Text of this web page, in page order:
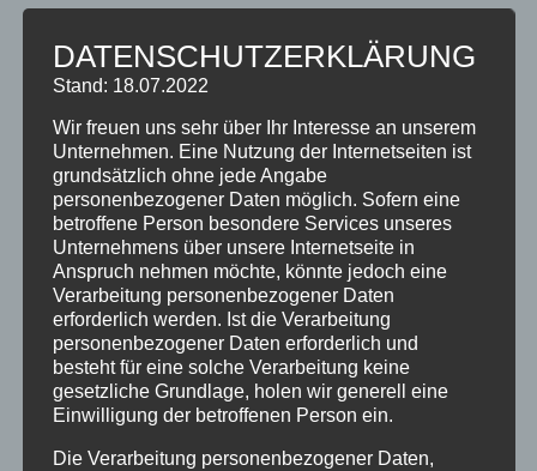
Klassifizierung
Neuigkeiten
Newsletter
Oberstdorf
Veranstaltungen
Winter
INHALTE
Willkommen
Angebote
DATENSCHUTZERKLÄRUNG
Stand: 18.07.2022
Wir freuen uns sehr über Ihr Interesse an unserem
Unternehmen. Eine Nutzung der Internetseiten ist
grundsätzlich ohne jede Angabe
personenbezogener Daten möglich. Sofern eine
betroffene Person besondere Services unseres
Unternehmens über unsere Internetseite in
Anspruch nehmen möchte, könnte jedoch eine
Verarbeitung personenbezogener Daten
erforderlich werden. Ist die Verarbeitung
personenbezogener Daten erforderlich und
besteht für eine solche Verarbeitung keine
gesetzliche Grundlage, holen wir generell eine
Einwilligung der betroffenen Person ein.
Die Verarbeitung personenbezogener Daten,